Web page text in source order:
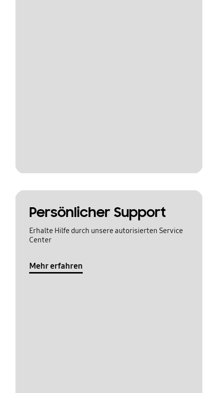
Persönlicher Support
Erhalte Hilfe durch unsere autorisierten Service
Center
Mehr erfahren